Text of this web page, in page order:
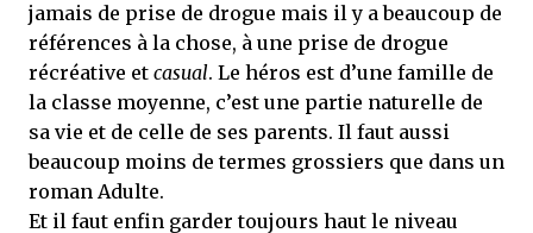
jamais de prise de drogue mais il y a beaucoup de
références à la chose, à une prise de drogue
récréative et casual. Le héros est d’une famille de
la classe moyenne, c’est une partie naturelle de
sa vie et de celle de ses parents. Il faut aussi
beaucoup moins de termes grossiers que dans un
roman Adulte.
Et il faut enfin garder toujours haut le niveau